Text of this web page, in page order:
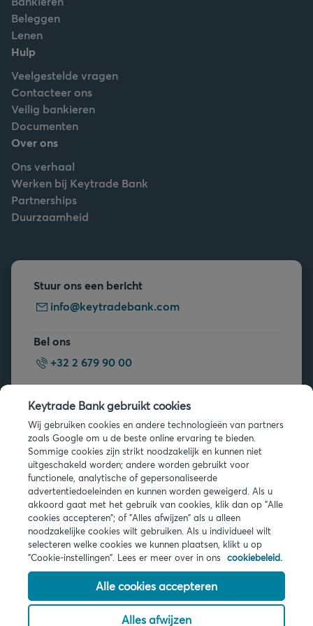
Beleggen
Lenen
Hulp
Veelgestelde vragen
Contacteer ons
Veilig bankieren
Documenten
Over ons
Ons verhaal
Werken bij Keytrade Bank
Partnerships
Duurzaamheid
Stuur ons een bericht
info@keytradebank.com
Bel ons
+32 2 679 90 00
Veelgestelde vragen
Juridische info
Privacy
Cookies
PSD2
Toegankelijkheid
© 2026 Keytrade Bank, Belgisch bijkantoor van Arkéa Direct Bank NV
Keytrade Bank gebruikt cookies
Wij gebruiken cookies en andere technologieën van partners
zoals Google om u de beste online ervaring te bieden.
Sommige cookies zijn strikt noodzakelijk en kunnen niet
uitgeschakeld worden; andere worden gebruikt voor
functionele, analytische of gepersonaliseerde
advertentiedoeleinden en kunnen worden geweigerd. Als u
akkoord gaat met het gebruik van cookies, klik dan op "Alle
cookies accepteren"; of "Alles afwijzen" als u alleen
noodzakelijke cookies wilt gebruiken. Als u individueel wilt
selecteren welke cookies we kunnen plaatsen, klikt u op
"Cookie-instellingen". Lees er meer over in ons cookiebeleid.
Alle cookies accepteren
Alles afwijzen